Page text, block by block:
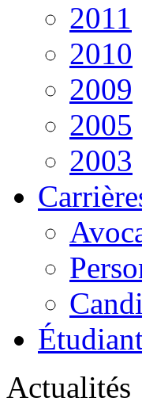
2011
2010
2009
2005
2003
Actualités